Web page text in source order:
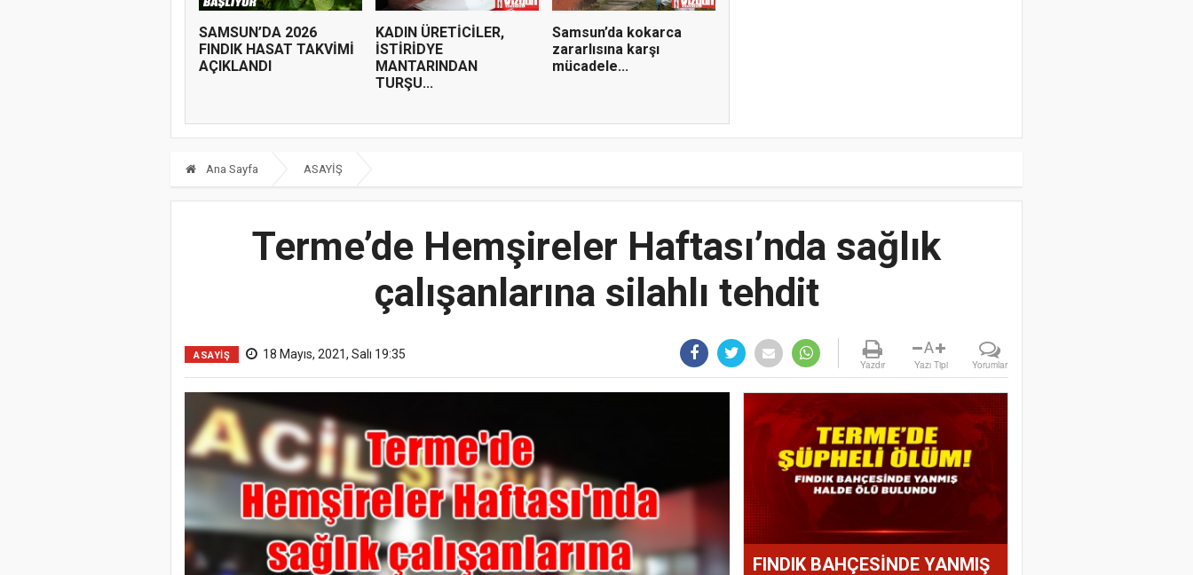
SAMSUN’DA 2026
FINDIK HASAT TAKVİMİ
AÇIKLANDI
KADIN ÜRETİCİLER,
İSTİRİDYE
MANTARINDAN
TURŞU...
Samsun’da kokarca
zararlısına karşı
mücadele...
Ana Sayfa ASAYİŞ
Terme’de Hemşireler Haftası’nda sağlık
çalışanlarına silahlı tehdit
ASAYİŞ 18 Mayıs, 2021, Salı 19:35
Yazdır
A
Yazı Tipi Yorumlar
FINDIK BAHÇESİNDE YANMIŞ